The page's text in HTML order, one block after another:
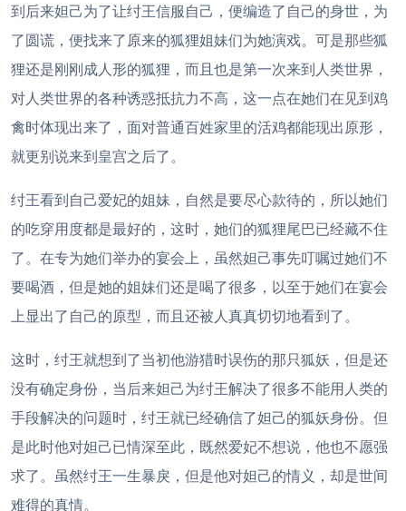
到后来妲己为了让纣王信服自己，便编造了自己的身世，为
了圆谎，便找来了原来的狐狸姐妹们为她演戏。可是那些狐
狸还是刚刚成人形的狐狸，而且也是第一次来到人类世界，
对人类世界的各种诱惑抵抗力不高，这一点在她们在见到鸡
禽时体现出来了，面对普通百姓家里的活鸡都能现出原形，
就更别说来到皇宫之后了。
纣王看到自己爱妃的姐妹，自然是要尽心款待的，所以她们
的吃穿用度都是最好的，这时，她们的狐狸尾巴已经藏不住
了。在专为她们举办的宴会上，虽然妲己事先叮嘱过她们不
要喝酒，但是她的姐妹们还是喝了很多，以至于她们在宴会
上显出了自己的原型，而且还被人真真切切地看到了。
这时，纣王就想到了当初他游猎时误伤的那只狐妖，但是还
没有确定身份，当后来妲己为纣王解决了很多不能用人类的
手段解决的问题时，纣王就已经确信了妲己的狐妖身份。但
是此时他对妲己已情深至此，既然爱妃不想说，他也不愿强
求了。虽然纣王一生暴戾，但是他对妲己的情义，却是世间
难得的真情。